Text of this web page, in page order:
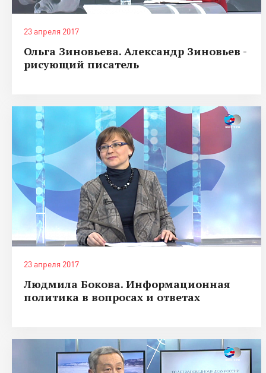
23 апреля 2017
Ольга Зиновьева. Александр Зиновьев -
рисующий писатель
23 апреля 2017
Людмила Бокова. Информационная
политика в вопросах и ответах